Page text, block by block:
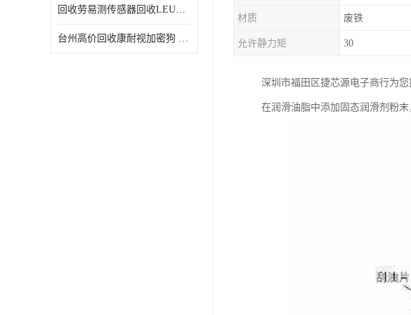
回收劳易测传感器回收LEUZE传感器
台州高价回收康耐视加密狗 收购康耐视加密狗 废旧回收
材质 废铁
允许静力矩 30
深圳市福田区捷芯源电子商行为
在润滑油脂中添加固态润滑剂粉